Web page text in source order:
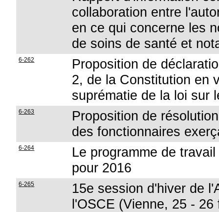
collaboration entre
en ce qui concerne les
de soins de santé et
6-262
Proposition de
2, de la Constitution en
suprématie de la loi sur
6-263
Proposition de
des fonctionnaires
6-264
Le programme de
pour 2016
6-265
15e session d'hiver de
l'OSCE (Vienne, 25 - 26